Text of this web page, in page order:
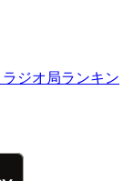
ラジオ局ランキン